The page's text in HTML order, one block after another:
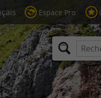
Espace Pro